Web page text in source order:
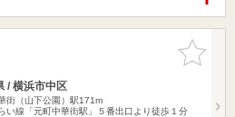
お気に入
りに追加
/ 横浜市中区
街（山下公園）駅171m
い線「元町中華街駅」５番出口より徒歩１分